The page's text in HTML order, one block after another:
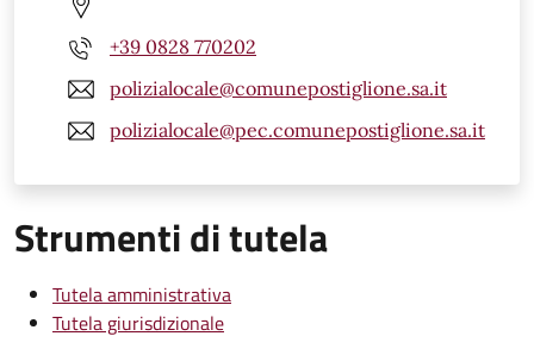
+39 0828 770202
polizialocale@comunepostiglione.sa.it
polizialocale@pec.comunepostiglione.sa.it
Strumenti di tutela
Tutela amministrativa
Tutela giurisdizionale